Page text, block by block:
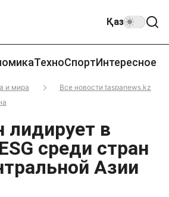
Қаз
ТехноСпортИнтересное
и мира
Все новости taspanews.kz
лидирует в
среди стран
Азии